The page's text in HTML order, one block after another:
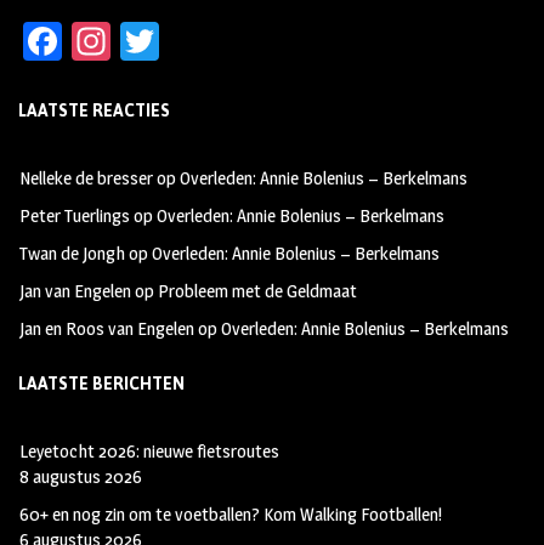
Fa
b
oo
k
In
ag
m
tt
LAATSTE REACTIES
Nelleke de bresseropOverleden: Annie Bolenius – Berkelmans
Peter Tuerlings opOverleden: Annie Bolenius – Berkelmans
Twan de JonghopOverleden: Annie Bolenius – Berkelmans
Jan van Engelenop Probleem met de Geldmaat
Jan en Roos van EngelenopOverleden: Annie Bolenius – Berkelmans
LAATSTE BERICHTEN
Leyetocht 2026: nieuwe fietsroutes
8 augustus 2026
60+ en nog zin om te voetballen? Kom Walking Footballen!
6 augustus 2026